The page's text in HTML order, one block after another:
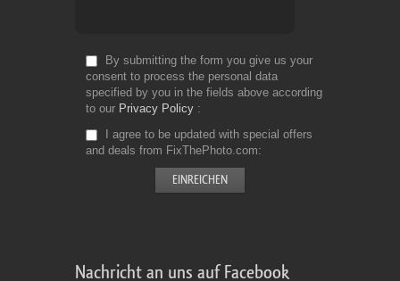
By submitting the form you give us your
consent to process the personal data
specified by you in the fields above according
to our Privacy Policy
I agree to be updated with special offers
and deals from FixThePhoto.com
Nachricht an uns auf Facebook